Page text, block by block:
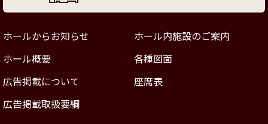
ホールからお知らせ
ホール内施設のご案内
ホール概要
各種図面
広告掲載について
座席表
広告掲載取扱要綱